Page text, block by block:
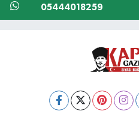
05444018259